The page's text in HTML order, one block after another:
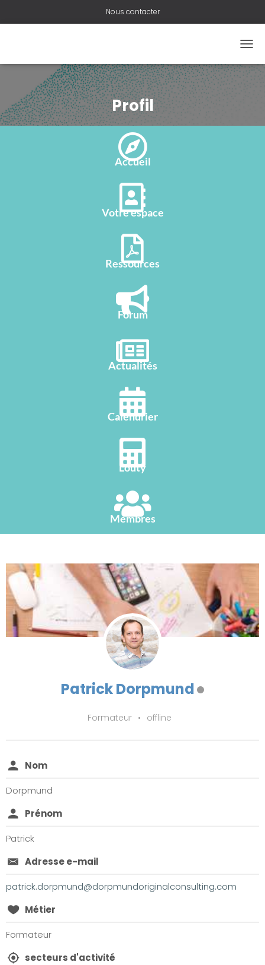
Nous contacter
U
V
Profil
Accueil
Votre espace
Ressources
Forum
Actualités
Calendrier
Louty
Membres
Patrick Dorpmund
Formateur • offline
Nom
Dorpmund
Prénom
Patrick
Adresse e-mail
patrick.dorpmund@dorpmundoriginalconsulting.com
Métier
Formateur
secteurs d'activité